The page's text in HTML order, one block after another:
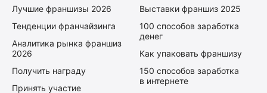
Лучшие франшизы 2026
Тенденции франчайзинга
Аналитика рынка франшиз
2026
Получить награду
Принять участие
Выставки франшиз 2025
100 способов заработка
денег
Как упаковать франшизу
150 способов заработка
в интернете